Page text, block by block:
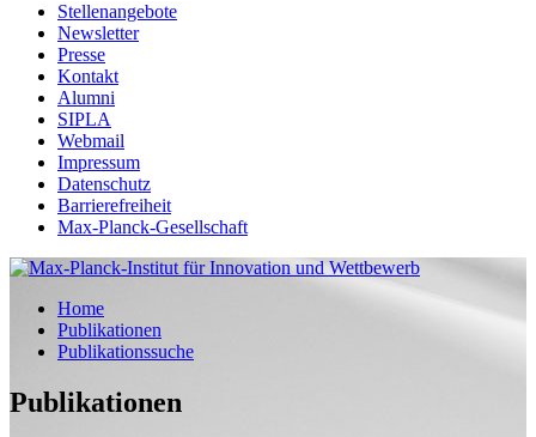
Stellenangebote
Newsletter
Presse
Kontakt
Alumni
SIPLA
Webmail
Impressum
Datenschutz
Barrierefreiheit
Max-Planck-Gesellschaft
Home
Publikationen
Publikationssuche
Publikationen